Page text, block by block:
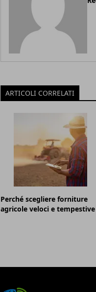
ARTICOLI CORRELATI
Perché scegliere forniture
agricole veloci e tempestive